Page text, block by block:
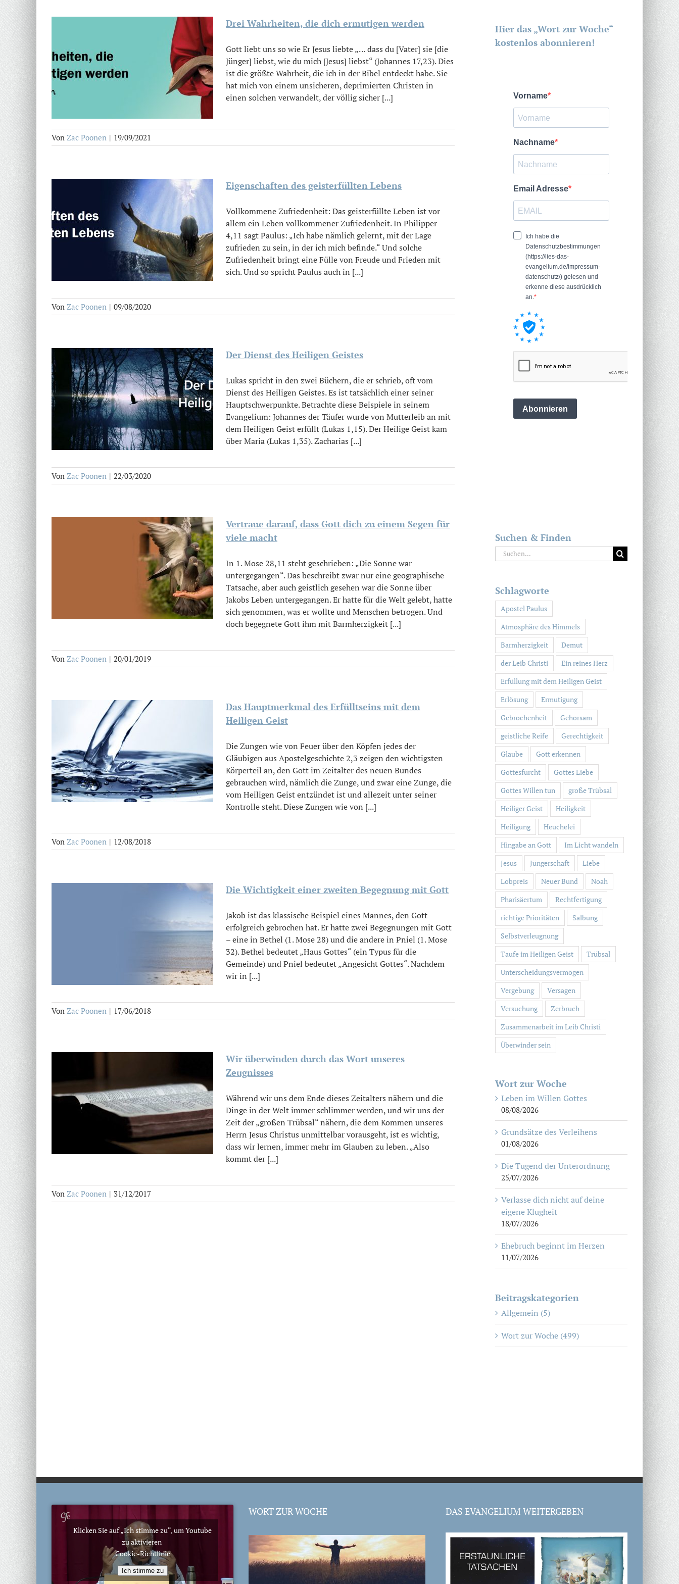
Drei Wahrheiten, die dich ermutigen werden
Gott liebt uns so wie Er Jesus liebte „… dass du [Vater] sie [die
Jünger] liebst, wie du mich [Jesus] liebst“ (Johannes 17,23). Dies
ist die größte Wahrheit, die ich in der Bibel entdeckt habe. Sie
hat mich von einem unsicheren, deprimierten Christen in
einen solchen verwandelt, der völlig sicher [...]
Von Zac Poonen | 19/09/2021
Eigenschaften des geisterfüllten Lebens
Vollkommene Zufriedenheit: Das geisterfüllte Leben ist vor
allem ein Leben vollkommener Zufriedenheit. In Philipper
4,11 sagt Paulus: „Ich habe nämlich gelernt, mit der Lage
zufrieden zu sein, in der ich mich befinde.“ Und solche
Zufriedenheit bringt eine Fülle von Freude und Frieden mit
sich. Und so spricht Paulus auch in [...]
Von Zac Poonen | 09/08/2020
Der Dienst des Heiligen Geistes
Lukas spricht in den zwei Büchern, die er schrieb, oft vom
Dienst des Heiligen Geistes. Es ist tatsächlich einer seiner
Hauptschwerpunkte. Betrachte diese Beispiele in seinem
Evangelium: Johannes der Täufer wurde von Mutterleib an mit
dem Heiligen Geist erfüllt (Lukas 1,15). Der Heilige Geist kam
über Maria (Lukas 1,35). Zacharias [...]
Von Zac Poonen | 22/03/2020
Vertraue darauf, dass Gott dich zu einem Segen für
viele macht
In 1. Mose 28,11 steht geschrieben: „Die Sonne war
untergegangen“. Das beschreibt zwar nur eine geographische
Tatsache, aber auch geistlich gesehen war die Sonne über
Jakobs Leben untergegangen. Er hatte für die Welt gelebt, hatte
sich genommen, was er wollte und Menschen betrogen. Und
doch begegnete Gott ihm mit Barmherzigkeit [...]
Von Zac Poonen | 20/01/2019
Das Hauptmerkmal des Erfülltseins mit dem
Heiligen Geist
Die Zungen wie von Feuer über den Köpfen jedes der
Gläubigen aus Apostelgeschichte 2,3 zeigen den wichtigsten
Körperteil an, den Gott im Zeitalter des neuen Bundes
gebrauchen wird, nämlich die Zunge, und zwar eine Zunge, die
vom Heiligen Geist entzündet ist und allezeit unter seiner
Kontrolle steht. Diese Zungen wie von [...]
Von Zac Poonen | 12/08/2018
Die Wichtigkeit einer zweiten Begegnung mit Gott
Jakob ist das klassische Beispiel eines Mannes, den Gott
erfolgreich gebrochen hat. Er hatte zwei Begegnungen mit Gott
– eine in Bethel (1. Mose 28) und die andere in Pniel (1. Mose
32). Bethel bedeutet „Haus Gottes“ (ein Typus für die
Gemeinde) und Pniel bedeutet „Angesicht Gottes“. Nachdem
wir in [...]
Von Zac Poonen | 17/06/2018
Wir überwinden durch das Wort unseres
Zeugnisses
Während wir uns dem Ende dieses Zeitalters nähern und die
Dinge in der Welt immer schlimmer werden, und wir uns der
Zeit der „großen Trübsal“ nähern, die dem Kommen unseres
Herrn Jesus Christus unmittelbar vorausgeht, ist es wichtig,
dass wir lernen, immer mehr im Glauben zu leben. „Also
kommt der [...]
Von Zac Poonen | 31/12/2017
Hier das „Wort zur Woche“
kostenlos abonnieren!
Suchen & Finden
Suche
nach:
Schlagworte
Apostel Paulus
Atmosphäre des Himmels
Barmherzigkeit
Demut
der Leib Christi
Ein reines Herz
Erfüllung mit dem Heiligen Geist
Erlösung
Ermutigung
Gebrochenheit
Gehorsam
geistliche Reife
Gerechtigkeit
Glaube
Gott erkennen
Gottesfurcht
Gottes Liebe
Gottes Willen tun
große Trübsal
Heiliger Geist
Heiligkeit
Heiligung
Heuchelei
Hingabe an Gott
Im Licht wandeln
Jesus
Jüngerschaft
Liebe
Lobpreis
Neuer Bund
Noah
Pharisäertum
Rechtfertigung
richtige Prioritäten
Salbung
Selbstverleugnung
Taufe im Heiligen Geist
Trübsal
Unterscheidungsvermögen
Vergebung
Versagen
Versuchung
Zerbruch
Zusammenarbeit im Leib Christi
Überwinder sein
Wort zur Woche
Leben im Willen Gottes
08/08/2026
Grundsätze des Verleihens
01/08/2026
Die Tugend der Unterordnung
25/07/2026
Verlasse dich nicht auf deine
eigene Klugheit
18/07/2026
Ehebruch beginnt im Herzen
11/07/2026
Beitragskategorien
Allgemein (5)
Wort zur Woche (499)
Klicken Sie auf „Ich stimme zu“, um Youtube
zu aktivieren
Cookie-Richtlinie
Ich stimme zu
WORT ZUR WOCHE DAS EVANGELIUM WEITERGEBEN